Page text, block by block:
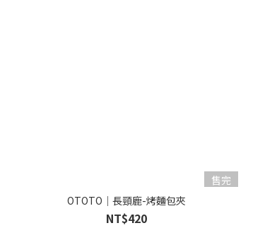
售完
OTOTO｜長頸鹿-烤麵包夾
NT$420